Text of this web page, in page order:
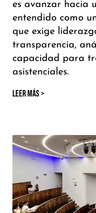
es avanzar hacia
entendido como
que exige
transparencia,
capacidad para
asistenciales.
LEER MÁS >